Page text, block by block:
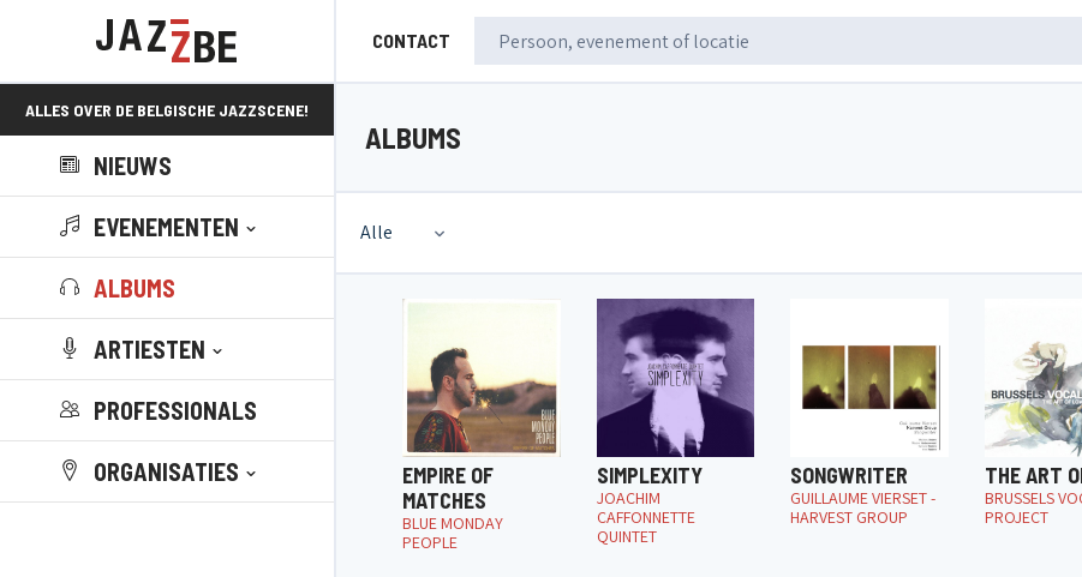
CONTACT
ALLES OVER DE BELGISCHE JAZZSCENE!
NIEUWS
EVENEMENTEN
ALBUMS
ARTIESTEN
PROFESSIONALS
ORGANISATIES
ALBUMS
Alle
EMPIRE OF
MATCHES
BLUE MONDAY
PEOPLE
SIMPLEXITY
JOACHIM
CAFFONNETTE
QUINTET
SONGWRITER
GUILLAUME VIERSET -
HARVEST GROUP
THE ART
BRUSSELS
PROJECT